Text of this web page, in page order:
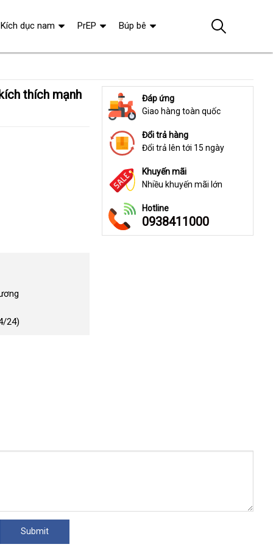
24)
Đáp ứng
Giao hàng toàn quốc
Đổi trả hàng
Đổi trả lên tới 15 ngày
Khuyến mãi
Nhiều khuyến mãi lớn
Hotline
0938411000
Kích dục nam PrEP Búp bê